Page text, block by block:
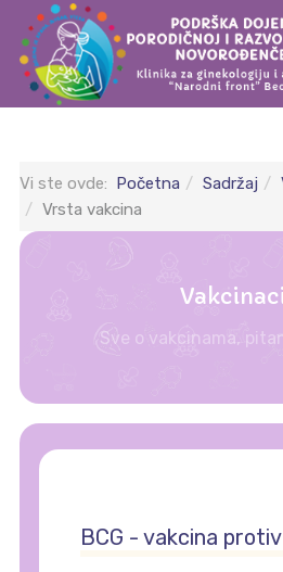
Vi ste ovde: Početna Sadržaj
Vrsta vakcina
Sve o vakcinama,
BCG - vakcina